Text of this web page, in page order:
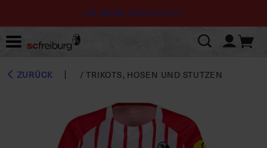
DIE NEUEN TRIKOTS 26-27
ZURÜCK /TRIKOTS, HOSEN UND STUTZEN